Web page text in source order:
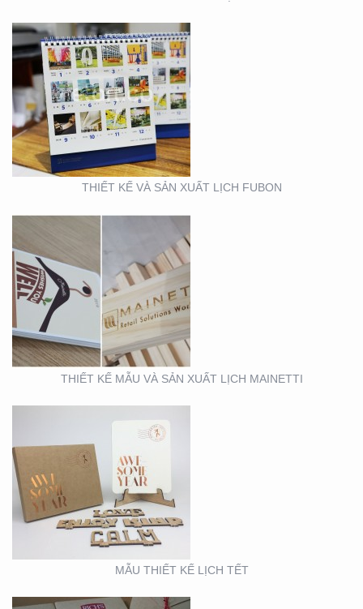
THIẾT KẾ VÀ SẢN XUẤT LỊCH FUBON
THIẾT KẾ MẪU VÀ SẢN
XUẤT LỊCH MAINETTI
THIẾT KẾ MẪU VÀ SẢN XUẤT LỊCH MAINETTI
MẪU THIẾT KẾ LỊCH
TẾT
MẪU THIẾT KẾ LỊCH TẾT
MẪU THIẾT KẾ THIỆP
TẾT RICHS